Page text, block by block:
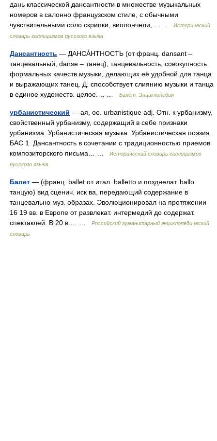
дань классической дансантности в множестве музыкальных
номеров в салонно французском стиле, с обычными
чувствительными соло скрипки, виолончели,… …
Исторический
словарь галлицизмов русского языка
Дансантность — ДАНСÁНТНОСТЬ (от франц. dansant –
танцевальный, danse – танец), танцевальность, совокупность
формальных качеств музыки, делающих её удобной для танца
и выражающих танец. Д. способствует слиянию музыки и танца
в единое художеств. целое.… …
Балет. Энциклопедия
урбанистический — ая, ое. urbanistique adj. Отн. к урбанизму,
свойственный урбанизму, содержащий в себе признаки
урбанизма. Урбанистическая музыка. Урбанистическая поэзия.
БАС 1. Дансантность в сочетании с традиционностью приемов
композиторского письма… …
Исторический словарь галлицизмов
русского языка
Балет — (франц. ballet от итал. balletto и позднелат. ballo
танцую) вид сценич. иск ва, передающий содержание в
танцевально муз. образах. Эволюционировал на протяжении
16 19 вв. в Европе от развлекат. интермедий до содержат.
спектаклей. В 20 в.… …
Российский гуманитарный энциклопедический
словарь